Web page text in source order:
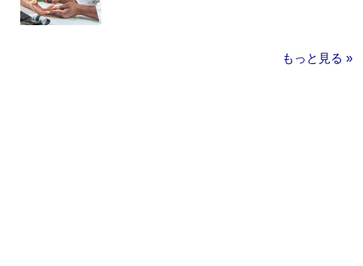
もっと見る »